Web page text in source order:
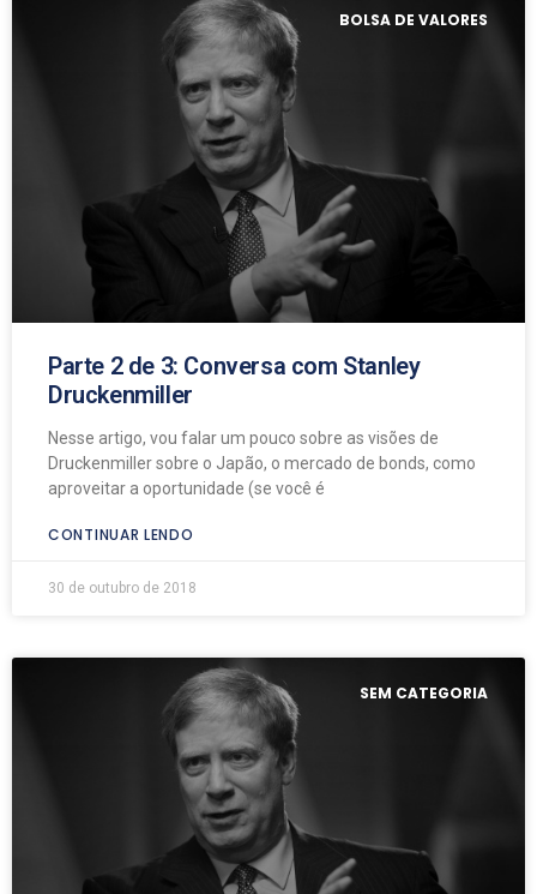
BOLSA DE VALORES
Parte 2 de 3: Conversa com Stanley
Druckenmiller
Nesse artigo, vou falar um pouco sobre as visões de
Druckenmiller sobre o Japão, o mercado de bonds, como
aproveitar a oportunidade (se você é
CONTINUAR LENDO
30 de outubro de 2018
SEM CATEGORIA